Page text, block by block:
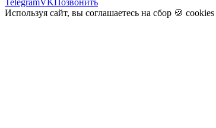
TelegramVKПозвонить
Используя сайт, вы соглашаетесь на сбор 🍪 cookies